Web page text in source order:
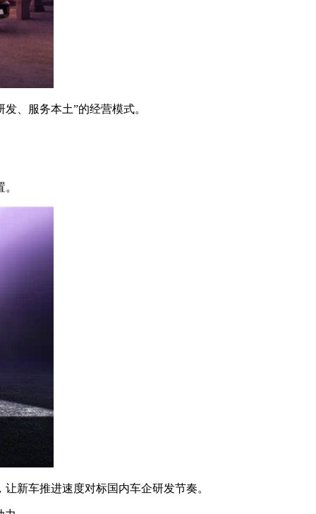
、服务本土”的经营模式。
新车推进速度对标国内车企研发节奏。